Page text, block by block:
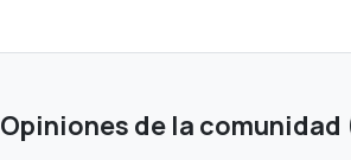
Opiniones de la comunidad